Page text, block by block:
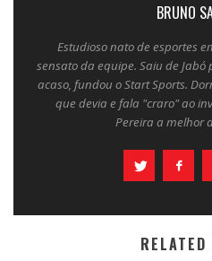
BRUNO
Estudioso nato de esportes
sensato da equipe. Saiu de
acaso, fundou o Start Sports.
que devia e fala "craro" ao
Pereira a melhor
RELATED